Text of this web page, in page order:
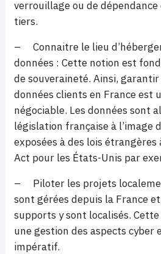
verrouillage ou de dépendance
tiers.
– Connaitre le lieu
données : Cette notion est
de souveraineté. Ainsi,
données clients en France est
négociable. Les données sont
législation française à l’image
exposées à des lois étrangères
Act pour les États-Unis par
– Piloter les projets
sont gérées depuis la France
supports y sont localisés.
une gestion des aspects cyber
impératif.